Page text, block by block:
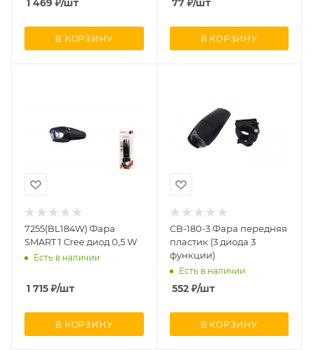
В КОРЗИНУ В КОРЗИНУ
7255(BL184W) Фара
SMART 1 Cree диод 0,5 W
Есть в наличии
1 715 ₽/шт
В КОРЗИНУ
CB-180-3 Фара передняя
пластик (3 диода 3
функции)
Есть в наличии
552₽/шт
В КОРЗИНУ